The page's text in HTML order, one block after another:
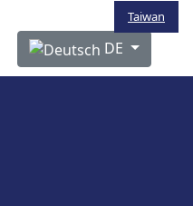
Sprache auswählen
DE
Taiwan